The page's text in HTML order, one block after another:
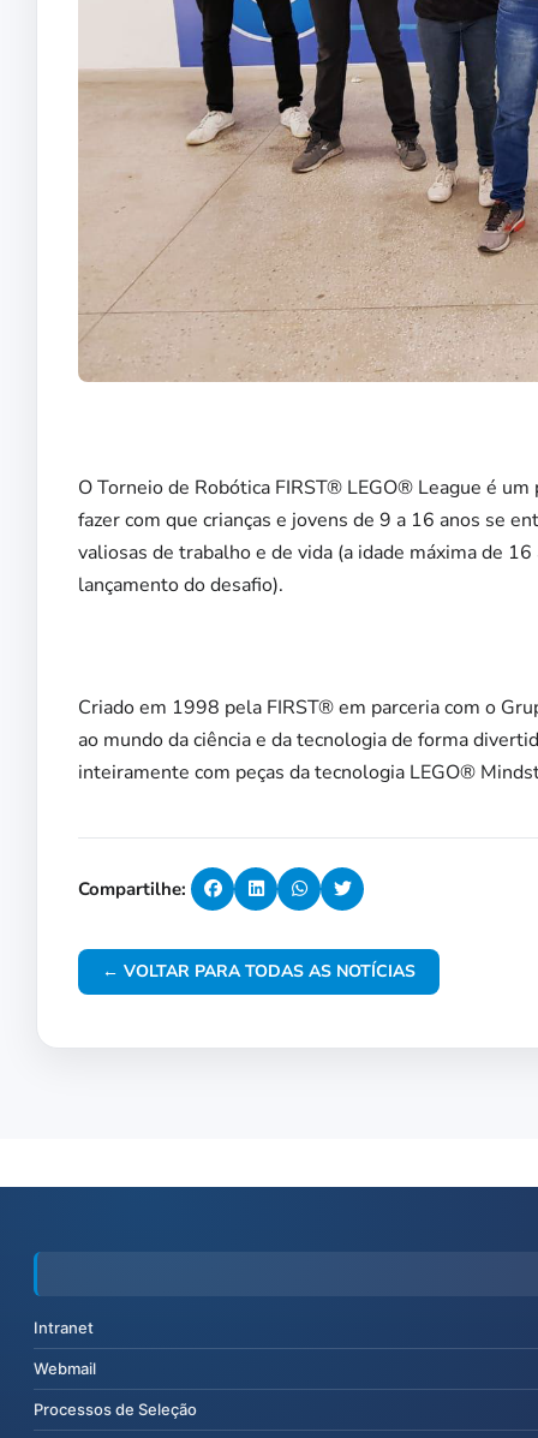
O Torneio de Robótica FIRST® LEGO® League é
fazer com que crianças e jovens de 9 a 16 anos se
valiosas de trabalho e de vida (a idade máxima de
lançamento do desafio).
Criado em 1998 pela FIRST® em parceria com o
ao mundo da ciência e da tecnologia de forma
inteiramente com peças da tecnologia LEGO®
Compartilhe:
← VOLTAR PARA TODAS AS NOTÍCIAS
Intranet
Webmail
Processos de Seleção